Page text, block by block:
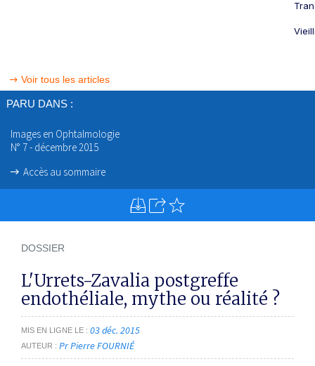
Voir tous les articles
PARU DANS :
Images en Ophtalmologie
N° 7 - décembre 2015
Accès au sommaire
DOSSIER
L'Urrets-Zavalia postgreffe
endothéliale, mythe ou réalité ?
MIS EN LIGNE LE 03 déc. 2015
AUTEUR Pr Pierre FOURNIÉ